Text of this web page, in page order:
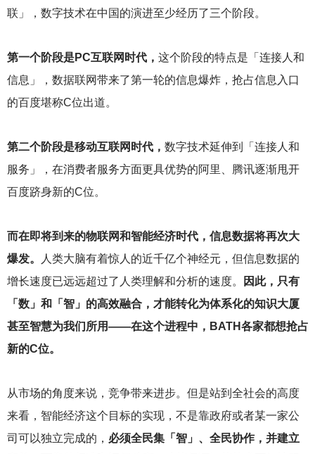
联」，数字技术在中国的演进至少经历了三个阶段。
第一个阶段是PC互联网时代， 这个阶段的特点是「连接人和
信息」，数据联网带来了第一轮的信息爆炸，抢占信息入口
的百度堪称C位出道。
第二个阶段是移动互联网时代， 数字技术延伸到「连接人和
服务」，在消费者服务方面更具优势的阿里、腾讯逐渐甩开
百度跻身新的C位。
而在即将到来的物联网和智能经济时代，信息数据将再次大
爆发。
人类大脑有着惊人的近千亿个神经元，但信息数据的
增长速度已远远超过了人类理解和分析的速度。
因此，只有
「数」和「智」的高效融合，才能转化为体系化的知识大厦
甚至智慧为我们所用——在这个进程中，BATH各家都想抢占
新的C位。
从市场的角度来说，竞争带来进步。但是站到全社会的高度
来看，智能经济这个目标的实现，不是靠政府或者某一家公
司可以独立完成的， 必须全民集「智」、全民协作，并建立